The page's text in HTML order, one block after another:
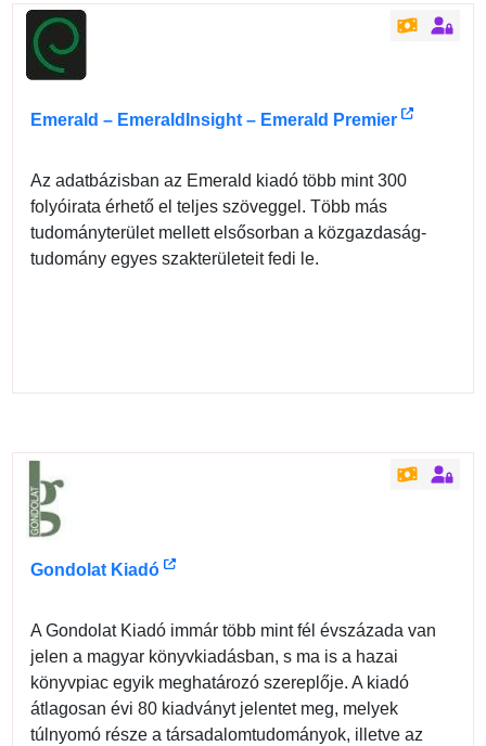
Emerald – EmeraldInsight – Emerald Premier
Az adatbázisban az Emerald kiadó több mint 300
folyóirata érhető el teljes szöveggel. Több más
tudományterület mellett elsősorban a közgazdaság-
tudomány egyes szakterületeit fedi le.
Gondolat Kiadó
A Gondolat Kiadó immár több mint fél évszázada van
jelen a magyar könyvkiadásban, s ma is a hazai
könyvpiac egyik meghatározó szereplője. A kiadó
átlagosan évi 80 kiadványt jelentet meg, melyek
túlnyomó része a társadalomtudományok, illetve az